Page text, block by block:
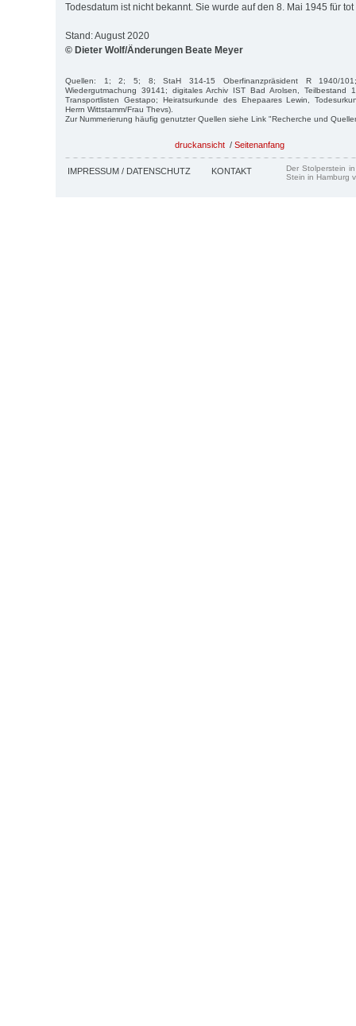
Todesdatum ist nicht bekannt. Sie wurde auf den 8. Mai 1945 für tot
Stand: August 2020
© Dieter Wolf/Änderungen Beate Meyer
Quellen: 1; 2; 5; 8; StaH 314-15 Oberfinanzpräsident R 1940/
Wiedergutmachung 39141; digitales Archiv IST Bad Arolsen, Teilbestand
Transportlisten Gestapo; Heiratsurkunde des Ehepaares Lewin,
Herrn Wittstamm/Frau Thevs).
Zur Nummerierung häufig genutzter Quellen siehe Link "Recherche und
druckansicht / Seitenanfang
IMPRESSUM / DATENSCHUTZ KONTAKT
Der Stolperstein
Stein in Hamburg